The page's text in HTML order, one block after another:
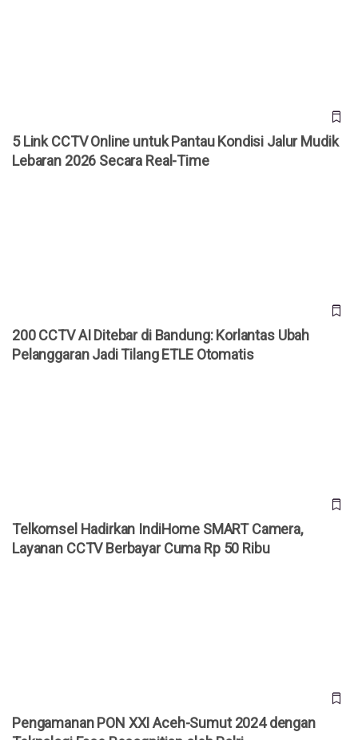
5 Link CCTV Online untuk Pantau Kondisi Jalur Mudik
Lebaran 2026 Secara Real-Time
200 CCTV AI Ditebar di Bandung: Korlantas Ubah
Pelanggaran Jadi Tilang ETLE Otomatis
Telkomsel Hadirkan IndiHome SMART Camera,
Layanan CCTV Berbayar Cuma Rp 50 Ribu
Pengamanan PON XXI Aceh-Sumut 2024 dengan